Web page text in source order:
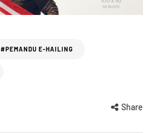
#PEMANDU E-HAILING
Share